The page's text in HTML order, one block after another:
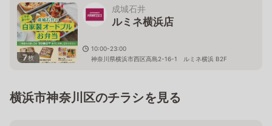
7枚
成城石井
ルミネ横浜店
10:00-23:00
神奈川県横浜市西区高島2-16-1 ルミネ横浜 B2F
横浜市神奈川区のチラシを見る